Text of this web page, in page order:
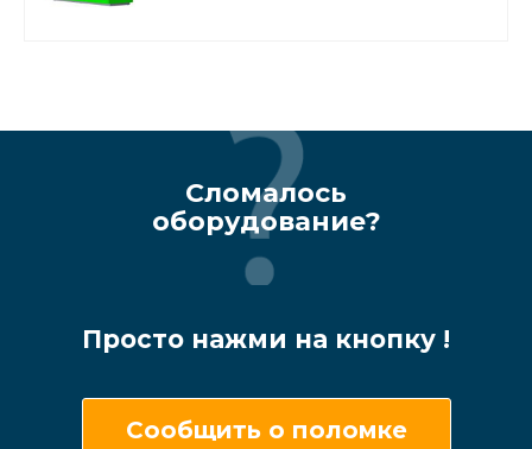
Сломалось
оборудование?
Просто нажми на кнопку !
Сообщить о поломке